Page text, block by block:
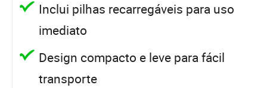
Inclui pilhas recarregáveis para uso
imediato
Design compacto e leve para fácil
transporte